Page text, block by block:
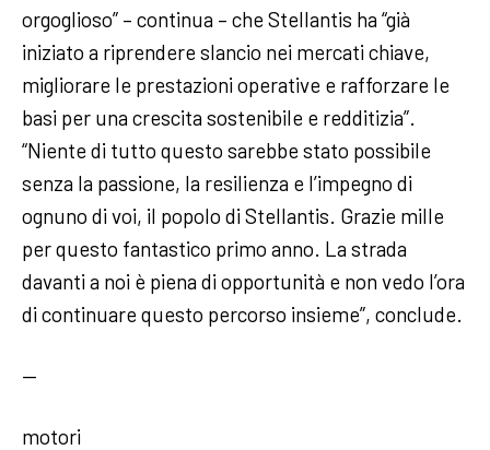
orgoglioso” – continua – che Stellantis ha “già
iniziato a riprendere slancio nei mercati chiave,
migliorare le prestazioni operative e rafforzare le
basi per una crescita sostenibile e redditizia”.
“Niente di tutto questo sarebbe stato possibile
senza la passione, la resilienza e l’impegno di
ognuno di voi, il popolo di Stellantis. Grazie mille
per questo fantastico primo anno. La strada
davanti a noi è piena di opportunità e non vedo l’ora
di continuare questo percorso insieme”, conclude.
—
motori